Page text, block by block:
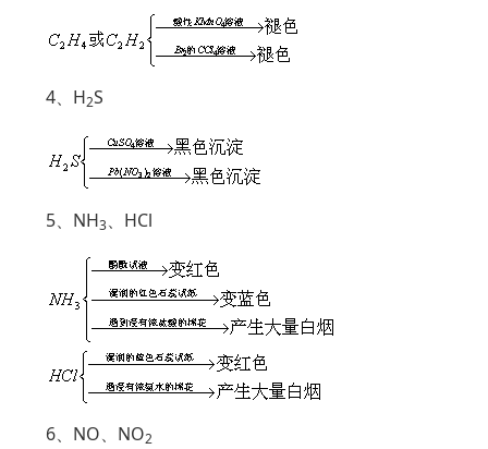
4、H2S
5、NH3、HCl
6、NO、NO2